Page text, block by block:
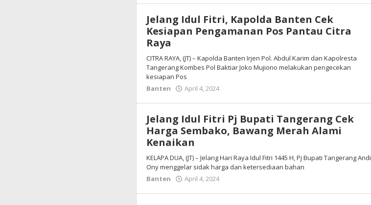
Jelang Idul Fitri, Kapolda Banten Cek
Kesiapan Pengamanan Pos Pantau Citra
Raya
CITRA RAYA, (JT) – Kapolda Banten Irjen Pol. Abdul Karim dan Kapolresta
Tangerang Kombes Pol Baktiar Joko Mujiono melakukan pengecekan
kesiapan Pos
Banten
April 4, 2024
Jelang Idul Fitri Pj Bupati Tangerang Cek
Harga Sembako, Bawang Merah Alami
Kenaikan
KELAPA DUA, (JT) – Jelang Hari Raya Idul Fitri 1445 H, Pj Bupati Tangerang Andi
Ony menggelar sidak harga dan ketersediaan bahan
Banten
April 4, 2024